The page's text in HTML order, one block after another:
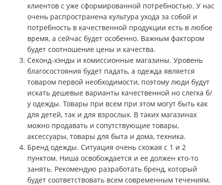
клиентов с уже сформированной потребностью. У нас
очень распространена культура ухода за собой и
потребность в качественной продукции есть в любое
время, а сейчас будет особенно. Важным фактором
будет соотношение цены и качества.
Секонд-хэнды и комиссионные магазины. Уровень
благосостояния будет падать, а одежда является
товаром первой необходимости, поэтому люди будут
искать дешевые варианты качественной но слегка б/
у одежды. Товары при всем при этом могут быть как
для детей, так и для взрослых. В таких магазинах
можно продавать и сопутствующие товары,
аксессуары, товары для быта и дома, техника.
Бренд одежды. Ситуация очень схожая с 1 и 2
пунктом. Ниша освобождается и ее должен кто-то
занять. Рекомендую разработать бренд, который
будет соответствовать всем современным течениям,